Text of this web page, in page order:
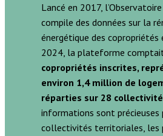
Lancé en 2017,
compile des données sur la
énergétique des copropriétés
2024, la plateforme
copropriétés inscrites,
environ 1,4 million de
réparties sur 28
informations sont précieuses
collectivités territoriales, les